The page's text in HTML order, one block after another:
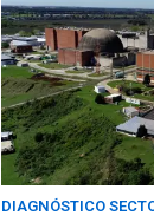
DIAGNÓSTICO